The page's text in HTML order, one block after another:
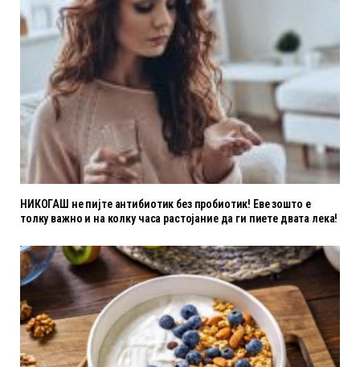
НИКОГАШ не пијте антибиотик без пробиотик! Еве зошто е
толку важно и на колку часа растојание да ги пиете двата лека!